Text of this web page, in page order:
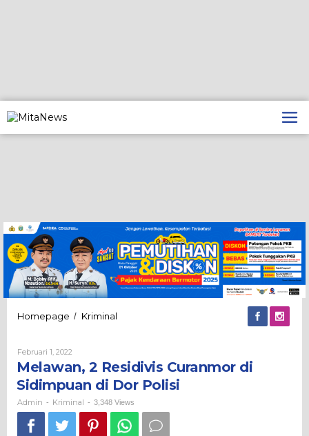
ke
konten
Homepage / Kriminal
di
di
Dor
Polisi
Februari 1, 2022
Melawan, 2 Residivis Curanmor di
Sidimpuan di Dor Polisi
Admin - Kriminal - 3,348 Views